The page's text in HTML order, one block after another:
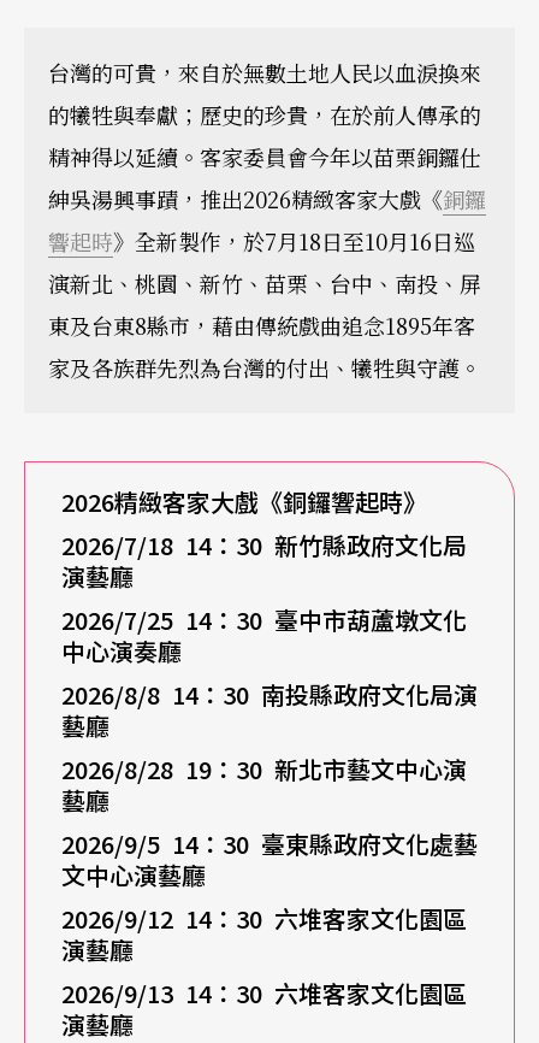
台灣的可貴，來自於無數土地人民以血淚換來
的犧牲與奉獻；歷史的珍貴，在於前人傳承的
精神得以延續。客家委員會今年以苗栗銅鑼仕
紳吳湯興事蹟，推出2026精緻客家大戲《銅鑼
響起時》全新製作，於7月18日至10月16日巡
演新北、桃園、新竹、苗栗、台中、南投、屏
東及台東8縣市，藉由傳統戲曲追念1895年客
家及各族群先烈為台灣的付出、犧牲與守護。
2026精緻客家大戲《銅鑼響起時》
2026/7/18 14 ：30 新竹縣政府文化局
演藝廳
2026/7/25 14 ：30 臺中市葫蘆墩文化
中心演奏廳
2026/8/8 14 ：30 南投縣政府文化局演
藝廳
2026/8/28 19 ：30 新北市藝文中心演
藝廳
2026/9/5 14 ：30 臺東縣政府文化處藝
文中心演藝廳
2026/9/12 14 ：30 六堆客家文化園區
演藝廳
2026/9/13 14 ：30 六堆客家文化園區
演藝廳